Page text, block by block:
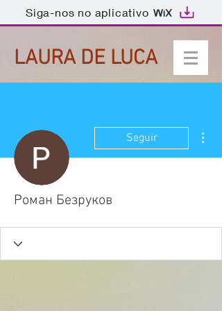
Siga-nos no aplicativo
LAURA DE LUCA
Seguir
Роман Безруков